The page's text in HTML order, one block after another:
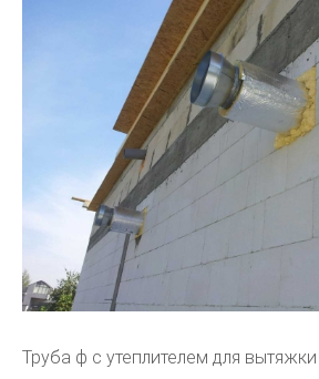
Труба ф с утеплителем для